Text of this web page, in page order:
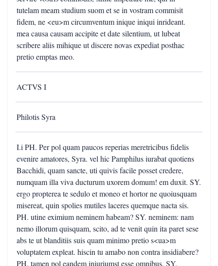
tutelam meam studium suom et se in vostram commisit
fidem, ne <eu>m circumventum inique iniqui inrideant.
mea causa causam accipite et date silentium, ut lubeat
scribere aliis mihique ut discere novas expediat posthac
pretio emptas meo.
ACTVS I
Philotis Syra
I.i PH. Per pol quam paucos reperias meretricibus fidelis
evenire amatores, Syra. vel hic Pamphilus iurabat quotiens
Bacchidi, quam sancte, uti quivis facile posset credere,
numquam illa viva ducturum uxorem domum! em duxit. SY.
ergo propterea te sedulo et moneo et hortor ne quoiusquam
misereat, quin spolies mutiles laceres quemque nacta sis.
PH. utine eximium neminem habeam? SY. neminem: nam
nemo illorum quisquam, scito, ad te venit quin ita paret sese
abs te ut blanditiis suis quam minimo pretio s<ua>m
voluptatem expleat. hiscin tu amabo non contra insidiabere?
PH. tamen pol eandem iniuriumst esse omnibus. SY.